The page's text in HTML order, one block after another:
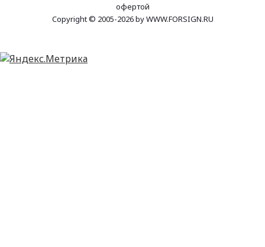
офертой
Copyright © 2005-2026 by WWW.FORSIGN.RU